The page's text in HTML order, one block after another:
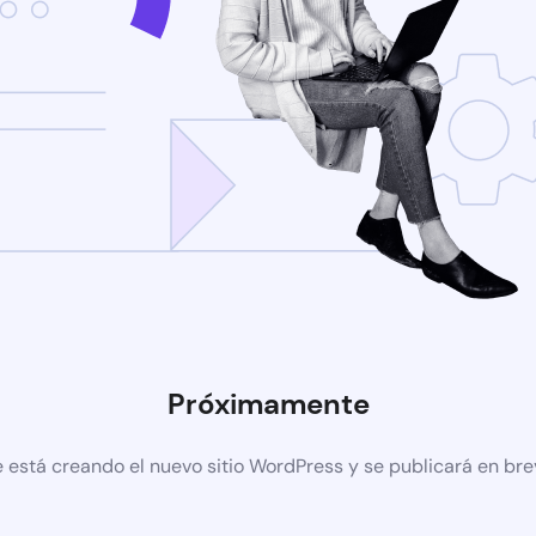
Próximamente
está creando el nuevo sitio WordPress y se publicará en